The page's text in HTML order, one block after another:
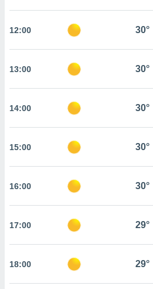
el sitio
o
aunque
Puedes
acceder a
abono
12:00 30°
13:00 30°
14:00 30°
15:00 30°
16:00 30°
17:00 29°
18:00 29°